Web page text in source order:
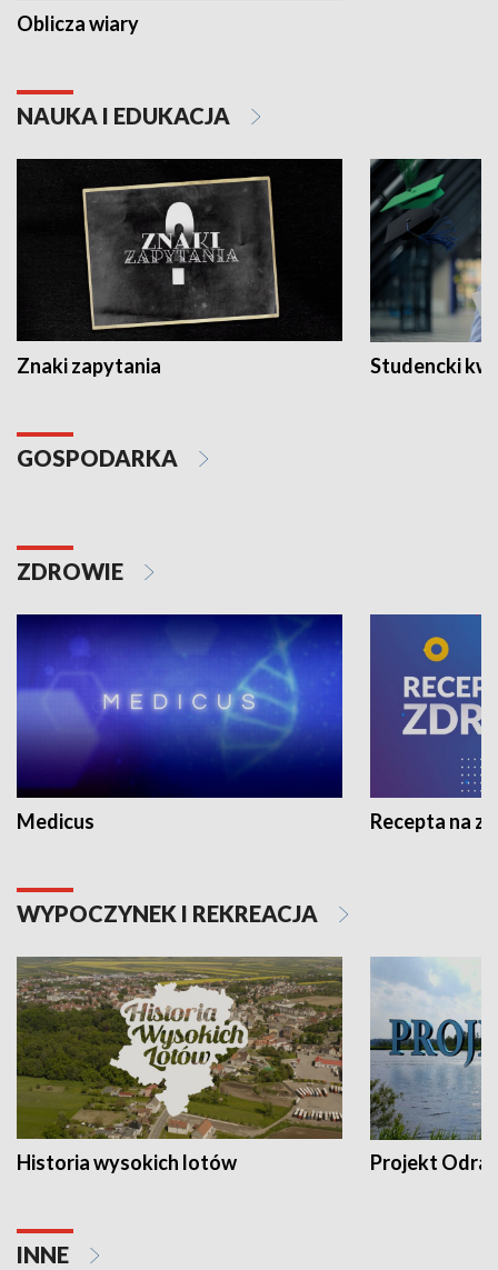
Oblicza wiary
NAUKA I EDUKACJA
Znaki zapytania Studencki
GOSPODARKA
ZDROWIE
Medicus Recepta na
WYPOCZYNEK I REKREACJA
Historia wysokich lotów Projekt Odra
INNE